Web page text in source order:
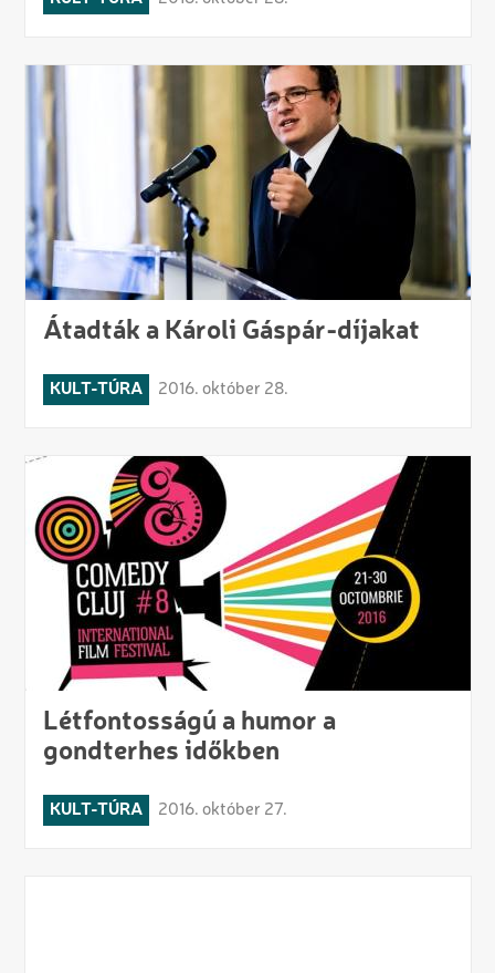
Átadták a Károli Gáspár-díjakat
KULT-TÚRA 2016. október 28.
Létfontosságú a humor a
gondterhes időkben
KULT-TÚRA 2016. október 27.